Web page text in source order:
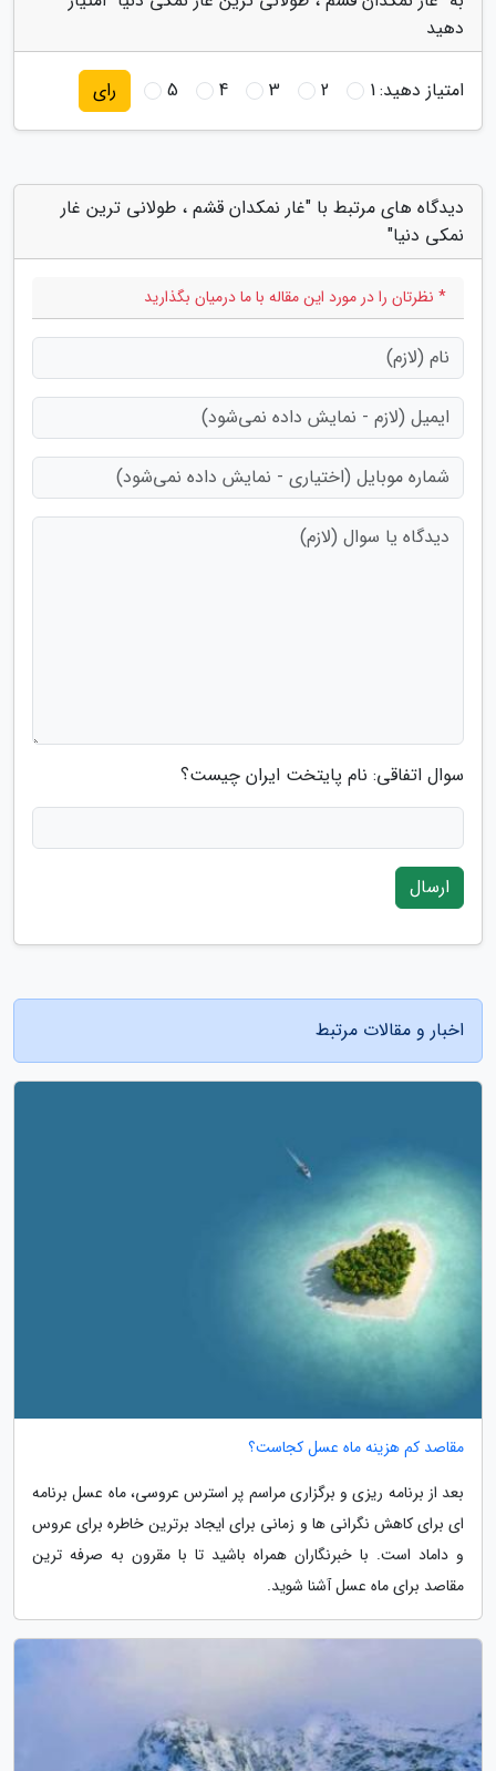
دهید
امتیاز دهید:1
2
3
4
5 رای
دیدگاه های مرتبط با "غار نمکدان قشم ، طولانی ترین غار
نمکی دنیا"
* نظرتان را در مورد این مقاله با ما درمیان بگذارید
سوال اتفاقی: نام پایتخت ایران چیست؟
ارسال
اخبار و مقالات مرتبط
مقاصد کم هزینه ماه عسل کجاست؟
بعد از برنامه ریزی و برگزاری مراسم پر استرس عروسی، ماه عسل برنامه
ای برای کاهش نگرانی ها و زمانی برای ایجاد برترین خاطره برای عروس
و داماد است. با خبرنگاران همراه باشید تا با مقرون به صرفه ترین
مقاصد برای ماه عسل آشنا شوید.